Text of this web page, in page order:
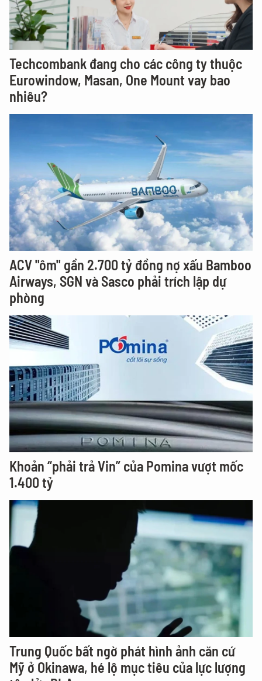
Techcombank đang cho các công ty thuộc
Eurowindow, Masan, One Mount vay bao
nhiêu?
ACV "ôm" gần 2.700 tỷ đồng nợ xấu Bamboo
Airways, SGN và Sasco phải trích lập dự
phòng
Khoản “phải trả Vin” của Pomina vượt mốc
1.400 tỷ
Trung Quốc bất ngờ phát hình ảnh căn cứ
Mỹ ở Okinawa, hé lộ mục tiêu của lực lượng